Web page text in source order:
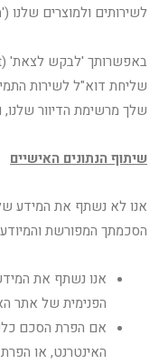
לשירותים ולמוצרים שלנו ('
שליחת דוא"ל לשירות
שלך מרשימת הדיוור
שיתוף הנתונים האישיים
אנו לא נשתף את המידע
הסכמתך המפורשת
הפנימית של אתר
אם הפרת הסכם
האינטרנט, או